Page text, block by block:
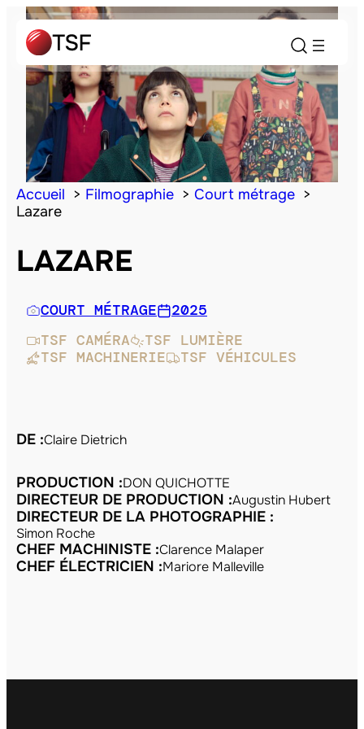
Accueil Filmographie
Court métrage
Lazare
LAZARE
COURT MÉTRAGE
2025
TSF CAMÉRA
TSF LUMIÈRE
TSF MACHINERIE
TSF VÉHICULES
DE :Claire Dietrich
PRODUCTION :DON QUICHOTTE
DIRECTEUR DE PRODUCTION :Augustin Hubert
DIRECTEUR DE LA PHOTOGRAPHIE :
Simon Roche
CHEF MACHINISTE :Clarence Malaper
CHEF ÉLECTRICIEN :Mariore Malleville